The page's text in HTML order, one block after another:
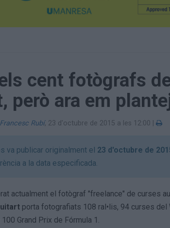
cent fotògrafs
però ara em
Rubí, 23 d'octubre de 2015 a les 12:00
va publicar originalment el 23 d'octubre de
a la data especificada.
actualment el fotògraf "freelance" de curses
porta fotografiats 108 ral•lis, 94 curses del
Grand Prix de Fórmula 1.